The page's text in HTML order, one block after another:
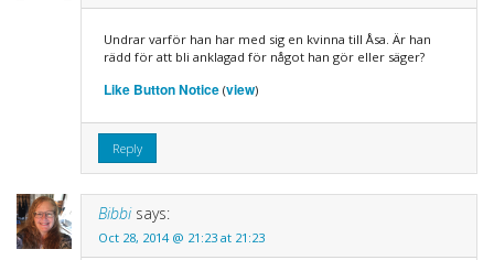
Undrar varför han har med sig en kvinna till Åsa. Är han
rädd för att bli anklagad för något han gör eller säger?
Like Button Notice(view)
Reply
Bibbi says:
Oct 28, 2014 @ 21:23 at 21:23